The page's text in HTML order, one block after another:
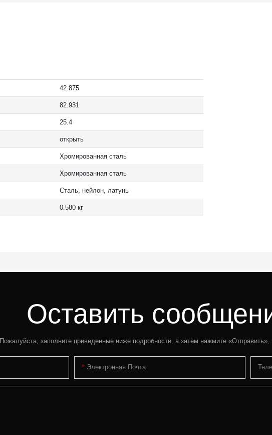
42.875
82.931
25.4
открыть
Хромированная сталь
Хромированная сталь
Сталь, нейлон, латунь
0.580 кг
Оставить
Пожалуйста, заполните приведенные ниже подробности, а затем нажмите
Электронная Почта